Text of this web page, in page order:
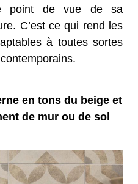
point de vue de sa
C’est ce qui rend les
à toutes sortes
en tons du beige et
de mur ou de sol